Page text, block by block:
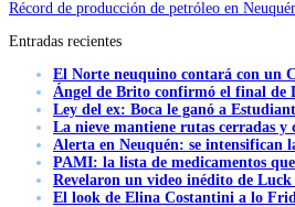
Récord de producción de petróleo en
Entradas recientes
El Norte neuquino contará con un
Ángel de Brito confirmó el final de
Ley del ex: Boca le ganó a
La nieve mantiene rutas cerradas y
Alerta en Neuquén: se intensifican
PAMI: la lista de medicamentos
Revelaron un video inédito de
El look de Elina Costantini a lo